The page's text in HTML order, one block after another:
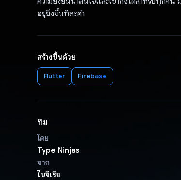
อยู่ยิ่งขึ้นทีละคำ
สร้างขึ้นด้วย
Flutter Firebase
ทีม
โดย
Type Ninjas
จาก
ไนจีเรีย